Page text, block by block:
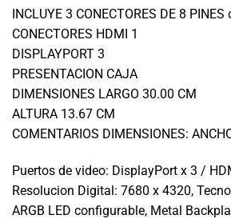
INCLUYE 3 CONECTORES DE 8 PINES
CONECTORES HDMI 1
DISPLAYPORT 3
PRESENTACION CAJA
DIMENSIONES LARGO 30.00 CM
ALTURA 13.67 CM
COMENTARIOS DIMENSIONES:
Puertos de video: DisplayPort x 3 /
Resolucion Digital: 7680 x 4320,
ARGB LED configurable, Metal